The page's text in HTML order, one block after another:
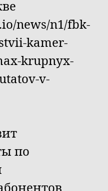
news/n1/fbk-
kamer-
krupnyx-
v-
по